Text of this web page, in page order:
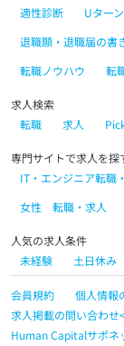
適性診断
Uターン
退職願・退職届の書
転職ノウハウ
転
求人検索
転職
求人
専門サイトで求人を探
IT・エンジニア転職
女性 転職・求人
人気の求人条件
未経験
土日休み
会員規約 個人情報
求人掲載の問い合わせ
Human Capitalサポネ